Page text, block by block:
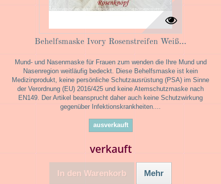
Behelfsmaske Ivory Rosenstreifen Weiß...
Mund- und Nasenmaske für Frauen zum wenden die Ihre Mund und
Nasenregion weitläufig bedeckt. Diese Behelfsmaske ist kein
Medizinprodukt, keine persönliche Schutzausrüstung (PSA) im Sinne
der Verordnung (EU) 2016/425 und keine Atemschutzmaske nach
EN149. Der Artikel beansprucht daher auch keine Schutzwirkung
gegenüber Infektionskrankheiten....
ausverkauft
verkauft
In den Warenkorb Mehr